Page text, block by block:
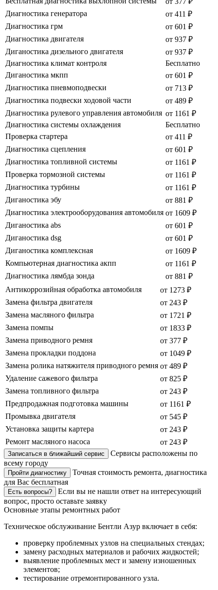
Диагностика генератора
от 411 ₽
Диагностика грм
от 601 ₽
Диагностика двигателя
от 937 ₽
Диганостика дизельного двигателя
от 937 ₽
Диагностика климат контроля
Бесплатно
Диганостика мкпп
от 601 ₽
Диагностика пневмоподвески
от 713 ₽
Диагностика подвески ходовой части
от 489 ₽
Диагностика рулевого управления автомобиля от 1161 ₽
Диагностика системы охлаждения
Бесплатно
Проверка стартера
от 411 ₽
Диагностика сцепления
от 601 ₽
Диагностика топливной системы
от 1161 ₽
Проверка тормозной системы
от 1161 ₽
Диагностика турбины
от 1161 ₽
Диганостика эбу
от 881 ₽
Диагностика электрооборудования автомобиля от 1609 ₽
Диганостика abs
от 601 ₽
Диганостика dsg
от 601 ₽
Диганостика комплексная
от 1609 ₽
Компьютерная диагностика акпп
от 1161 ₽
Диагностика лямбда зонда
от 881 ₽
Антикоррозийная обработка автомобиля
от 1273 ₽
Замена фильтра двигателя
от 243 ₽
Замена масляного фильтра
от 1721 ₽
Замена помпы
от 1833 ₽
Замена приводного ремня
от 377 ₽
Замена прокладки поддона
от 1049 ₽
Замена ролика натяжителя приводного ремня от 489 ₽
Удаление сажевого фильтра
от 825 ₽
Замена топливного фильтра
от 243 ₽
Предпродажная подготовка машины
от 1161 ₽
Промывка двигателя
от 545 ₽
Установка защиты картера
от 243 ₽
Ремонт масляного насоса
от 243 ₽
Записаться в ближайший сервис
Сервисы расположены по
всему городу
Пройти диагностику
Точная стоимость ремонта, диагностика
для Вас бесплатная
Есть вопросы?
Если вы не нашли ответ на интересующий
вопрос, просто оставьте заявку
Основные этапы ремонтных работ
Техническое обслуживание Бентли Азур включает в себя:
проверку проблемных узлов на специальных стендах;
замену расходных материалов и рабочих жидкостей;
выявление проблемных мест и замену изношенных
элементов;
тестирование отремонтированного узла.